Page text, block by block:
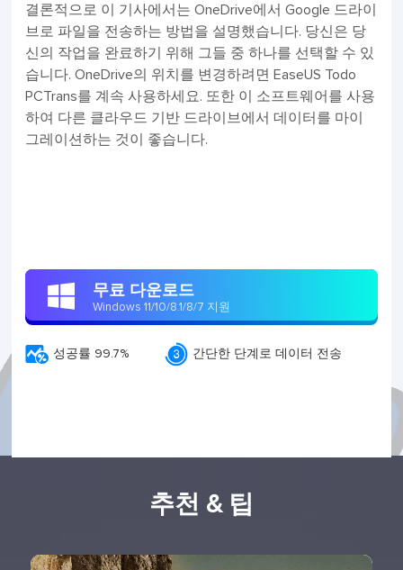
결론적으로 이 기사에서는 OneDrive에서 Google 드라이
브로 파일을 전송하는 방법을 설명했습니다. 당신은 당
신의 작업을 완료하기 위해 그들 중 하나를 선택할 수 있
습니다. OneDrive의 위치를 변경하려면 EaseUS Todo
PCTrans를 계속 사용하세요. 또한 이 소프트웨어를 사용
하여 다른 클라우드 기반 드라이브에서 데이터를 마이
그레이션하는 것이 좋습니다.
 무료 다운로드
Windows 11/10/8.1/8/7 지원
 성공률 99.7%  간단한 단계로 데이터 전송
추천 & 팁